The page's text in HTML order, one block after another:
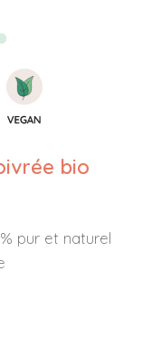
bio
pur et naturel